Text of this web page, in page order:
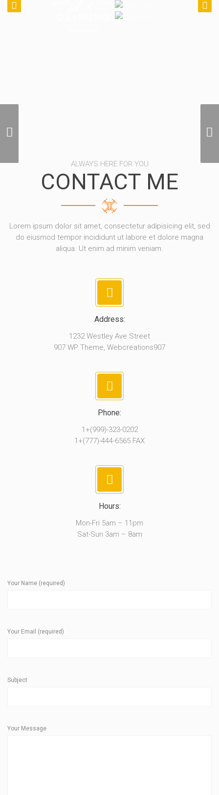
ALWAYS HERE FOR YOU
CONTACT ME
Lorem ipsum dolor sit amet, consectetur adipisicing elit, sed
do eiusmod tempor incididunt ut labore et dolore magna
aliqua. Ut enim ad minim veniam.
Address:
1232 Westley Ave Street
907 WP Theme, Webcreations907
Phone:
1+(999)-323-0202
1+(777)-444-6565 FAX
Hours:
Mon-Fri 5am – 11pm
Sat-Sun 3am – 8am
Your Name (required)
Your Email (required)
Subject
Your Message